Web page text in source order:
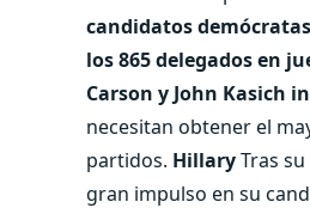
candidatos
los 865 delegados en
Carson y John Kasich
necesitan obtener el
partidos. HillaryTras
gran impulso en su